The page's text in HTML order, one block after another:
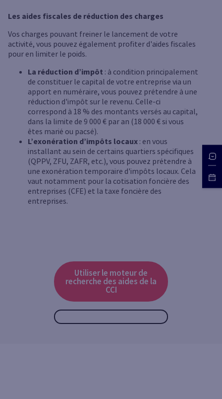
Les aides fiscales de réduction des charges
Vos charges pouvant freiner le lancement de votre
activité, vous pouvez également profiter d'aides fiscales
pour en limiter le poids.
La réduction d’impôt : à condition principalement
de constituer le capital de votre entreprise via un
apport en numéraire, vous pouvez prétendre à une
réduction d'impôt sur le revenu. Celle-ci
correspond à 18 % des montants versés au capital,
dans la limite de 9 000 € par an (18 000 € si vous
êtes marié ou pacsé).
L’exonération d’impôts locaux : en vous
installant au sein de certains quartiers spécifiques
(QPPV, ZFU, ZAFR, etc.), vous pouvez prétendre à
une exonération temporaire d'impôts locaux. Cela
vaut notamment pour la cotisation foncière des
entreprises (CFE) et la taxe foncière des
entreprises.
Utiliser le moteur de
recherche des aides de la
CCI